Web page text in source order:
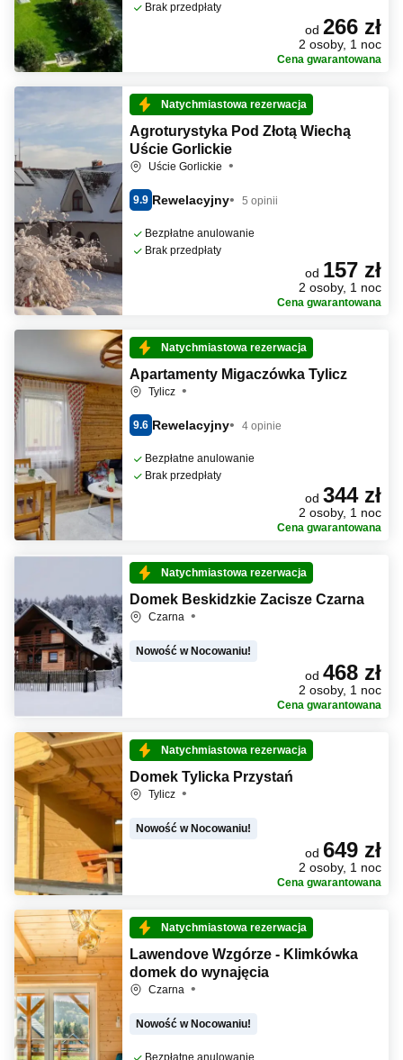
Brak przedpłaty
od 266 zł
2 osoby, 1 noc
Cena gwarantowana
Natychmiastowa rezerwacja
Agroturystyka Pod Złotą Wiechą
Uście Gorlickie
Uście Gorlickie
9.9 Rewelacyjny 5 opinii
Bezpłatne anulowanie
Brak przedpłaty
od 157 zł
2 osoby, 1 noc
Cena gwarantowana
Natychmiastowa rezerwacja
Apartamenty Migaczówka Tylicz
Tylicz
9.6 Rewelacyjny 4 opinie
Bezpłatne anulowanie
Brak przedpłaty
od 344 zł
2 osoby, 1 noc
Cena gwarantowana
Natychmiastowa rezerwacja
Domek Beskidzkie Zacisze Czarna
Czarna
Nowość w Nocowaniu!
od 468 zł
2 osoby, 1 noc
Cena gwarantowana
Natychmiastowa rezerwacja
Domek Tylicka Przystań
Tylicz
Nowość w Nocowaniu!
od 649 zł
2 osoby, 1 noc
Cena gwarantowana
Natychmiastowa rezerwacja
Lawendove Wzgórze - Klimkówka
domek do wynajęcia
Czarna
Nowość w Nocowaniu!
Bezpłatne anulowanie